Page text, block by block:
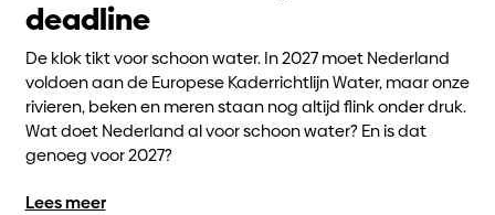
deadline
De klok tikt voor schoon water. In 2027 moet Nederland
voldoen aan de Europese Kaderrichtlijn Water, maar onze
rivieren, beken en meren staan nog altijd flink onder druk.
Wat doet Nederland al voor schoon water? En is dat
genoeg voor 2027?
Lees meer